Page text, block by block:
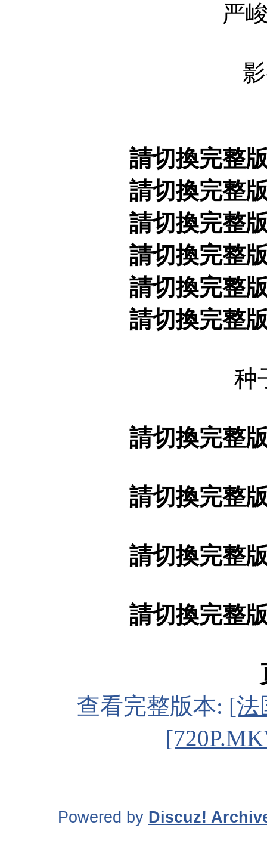
严
請切換完整
請切換完整
請切換完整
請切換完整
請切換完整
請切換完整
种
請切換完整
請切換完整
請切換完整
請切換完整
查看完整版本: [法
Powered by Discuz!